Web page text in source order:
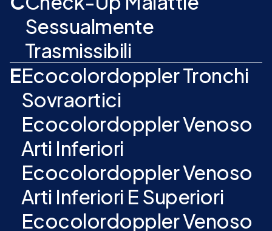
Sessualmente
Trasmissibili
EEcocolordoppler Tronchi
Sovraortici
Ecocolordoppler Venoso
Arti Inferiori
Ecocolordoppler Venoso
Arti Inferiori E Superiori
Ecocolordoppler Venoso